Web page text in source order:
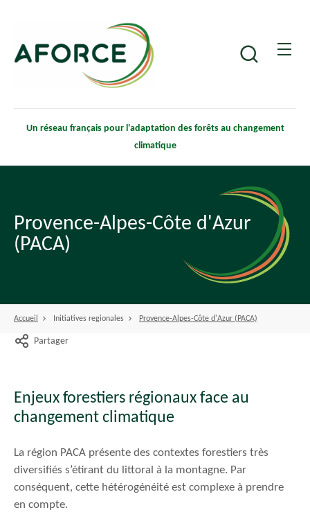
contenu
principal
Un réseau français pour l'adaptation des forêts au changement
climatique
Provence-Alpes-Côte d'Azur
(PACA)
Accueil Initiatives regionales Provence-Alpes-Côte d'Azur (PACA)
Partager
Enjeux forestiers régionaux face au
changement climatique
La région PACA présente des contextes forestiers très
diversifiés s’étirant du littoral à la montagne. Par
conséquent, cette hétérogénéité est complexe à prendre
en compte.